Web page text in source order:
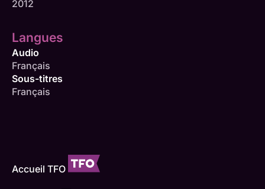
2012
Langues
Audio
Français
Sous-titres
Français
Accueil TFO